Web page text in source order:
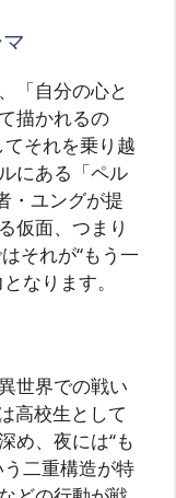
「自分の心と
描かれるの
てそれを乗り越
にある「ペル
・ユングが提
仮面、つまり
それが“もう一
なります。
世界での戦い
高校生として
め、夜には“も
二重構造が特